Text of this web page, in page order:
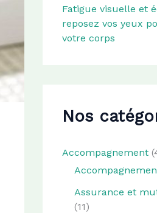
Fatigue visuelle et
reposez vos yeux
votre corps
Nos
Accompagnement
Assurance et
(11)